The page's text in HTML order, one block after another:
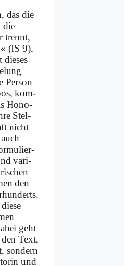
das die
die
trennt,
(IS 9),
die­ses
Per­son
kom­
Ho­no­
Stel­
nicht
va­ri­
den
geht
Text,
son­dern
und